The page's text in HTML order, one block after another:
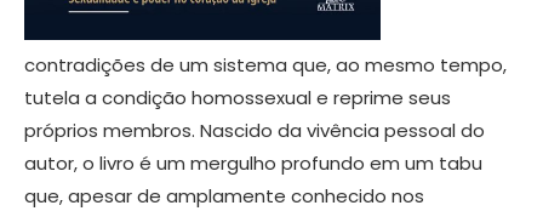
contradições de um sistema que, ao mesmo tempo,
tutela a condição homossexual e reprime seus
próprios membros. Nascido da vivência pessoal do
autor, o livro é um mergulho profundo em um tabu
que, apesar de amplamente conhecido nos